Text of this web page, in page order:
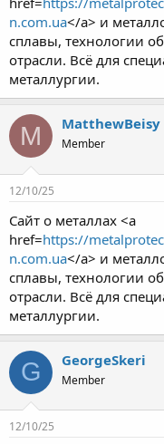
n.com.ua</a> и
сплавы, технологии
отрасли. Всё для
металлургии.
M MatthewBeisy
Member
12/10/25
Сайт о металлах <a
href=https://
n.com.ua</a> и
сплавы, технологии
отрасли. Всё для
металлургии.
G GeorgeSkeri
Member
12/10/25